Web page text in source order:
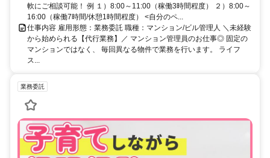
軟にご相談可能！ 例 １）8:00～11:00（稼働3時間程度） ２）8:00～
16:00（稼働7時間/休憩1時間程度） <自分のペ...
仕事内容 雇用形態：業務委託 職種：マンション/ビル管理人 ＼未経験
から始められる【代行業務】／ マンション管理員のお仕事◎ 固定の
マンションではなく、 毎回異なる物件で業務を行います。 ライフ
ス...
業務委託